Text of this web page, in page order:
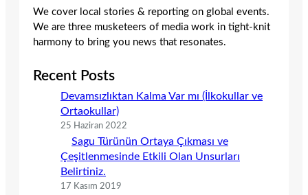
We cover local stories & reporting on global events.
We are three musketeers of media work in tight-knit
harmony to bring you news that resonates.
Recent Posts
Devamsızlıktan Kalma Var mı (İlkokullar ve
Ortaokullar)
25 Haziran 2022
Sagu Türünün Ortaya Çıkması ve
Çeşitlenmesinde Etkili Olan Unsurları
Belirtiniz.
17 Kasım 2019